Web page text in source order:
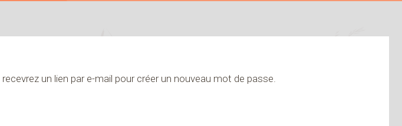
un lien par e-mail pour créer un nouveau mot de passe.